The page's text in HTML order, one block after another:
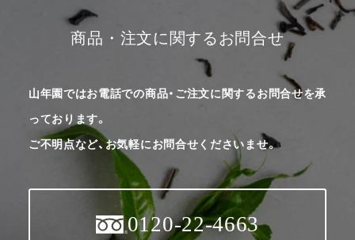
商品・注文に関するお問合せ
山年園ではお電話での商品・ご注文に関するお問合せを承
っております。
ご不明点など、お気軽にお問合せくださいませ。
0120-22-4663